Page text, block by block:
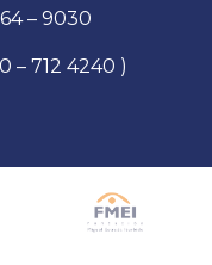
– 9030
– 712 4240 )